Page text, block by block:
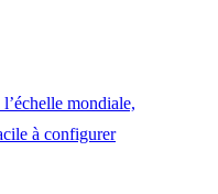
mondiale,
à configurer